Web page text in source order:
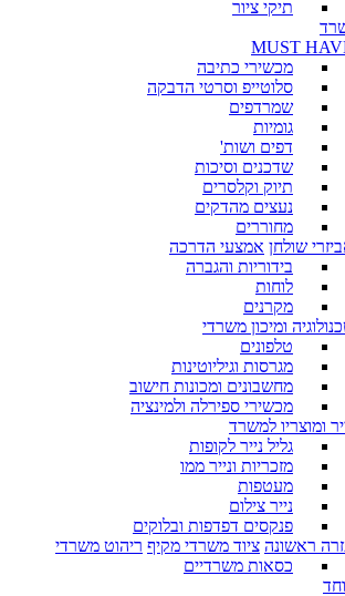
תיקי ציור
MUST
מכשירי כתיבה
סלוטייפ וסרטי הדבקה
שמרדפים
גומיות
דפים ושות'
שדכנים וסיכות
תיוק וקלסרים
נעצים מהדקים
מחוררים
שולחן אמצעי הדרכה
בידוריות והגברה
לוחות
מקרנים
ומיכון משרדי
טלפונים
מגרסות וגיליוטינות
מחשבונים ומכונות חישוב
מכשירי ספירלה ולמינציה
ומוצריו למשרד
גליל נייר לקופות
מזכריות ונייר ממו
מעטפות
נייר צילום
פנקסים דפדפות ובלוקים
ראשונה ציוד משרדי מקיף ריהוט משרדי
כסאות משרדיים